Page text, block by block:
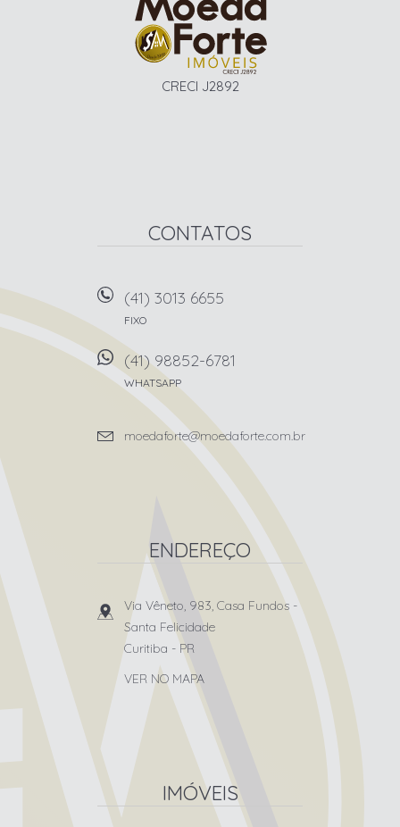
CRECI J2892
CONTATOS
(41) 3013 6655
FIXO
(41) 98852-6781
WHATSAPP
moedaforte@moedaforte.com.br
ENDEREÇO
Via Vêneto, 983, Casa Fundos -
Santa Felicidade
Curitiba - PR
VER NO MAPA
IMÓVEIS